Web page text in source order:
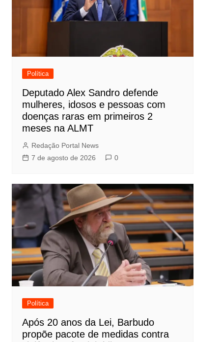
Política
Deputado Alex Sandro defende
mulheres, idosos e pessoas com
doenças raras em primeiros 2
meses na ALMT
Redação Portal News
7 de agosto de 2026
0
Política
Após 20 anos da Lei, Barbudo
propõe pacote de medidas contra